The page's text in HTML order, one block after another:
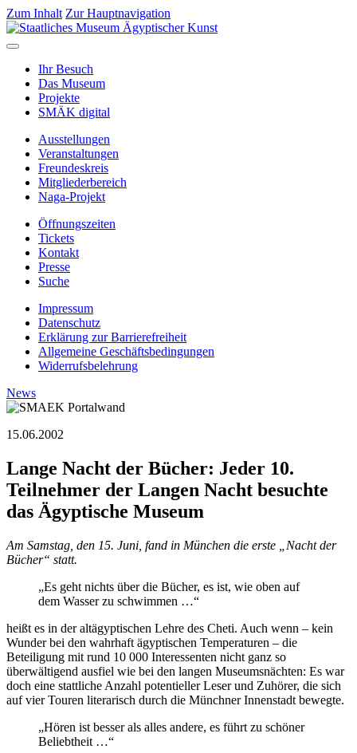
Zum Inhalt Zur Hauptnavigation
Ihr Besuch
Das Museum
Projekte
SMÄK digital
Ausstellungen
Veranstaltungen
Freundeskreis
Mitgliederbereich
Naga-Projekt
Öffnungszeiten
Tickets
Kontakt
Presse
Suche
Impressum
Datenschutz
Erklärung zur Barrierefreiheit
Allgemeine Geschäftsbedingungen
Widerrufsbelehrung
News
15.06.2002
Lange Nacht der Bücher: Jeder 10.
Teilnehmer der Langen Nacht besuchte
das Ägyptische Museum
Am Samstag, den 15. Juni, fand in München die erste „Nacht der
Bücher“ statt.
„Es geht nichts über die Bücher, es ist, wie oben auf
dem Wasser zu schwimmen …“
heißt es in der altägyptischen Lehre des Cheti. Auch wenn – kein
Wunder bei den wahrhaft ägyptischen Temperaturen – die
Beteiligung mit rund 10 000 Interessenten nicht ganz so
überwältigend ausfiel wie bei den langen Museumsnächten: Es war
doch eine stattliche Anzahl potentieller Leser und Zuhörer, die sich
auf vier Touren literarisch durch die Münchner Innenstadt bewegte.
„Hören ist besser als alles andere, es führt zu schöner
Beliebtheit …“